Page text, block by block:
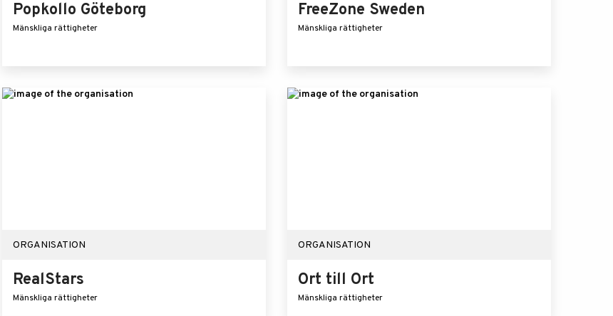
Popkollo Göteborg
Mänskliga rättigheter
FreeZone Sweden
Mänskliga rättigheter
ORGANISATION
RealStars
Mänskliga rättigheter
ORGANISATION
Ort till Ort
Mänskliga rättigheter